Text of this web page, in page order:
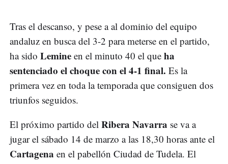
Tras el descanso, y pese a al dominio del equipo
andaluz en busca del 3-2 para meterse en el partido,
ha sido Lemine en el minuto 40 el que ha
sentenciado el choque con el 4-1 final. Es la
primera vez en toda la temporada que consiguen dos
triunfos seguidos.
El próximo partido del Ribera Navarra se va a
jugar el sábado 14 de marzo a las 18,30 horas ante el
Cartagena en el pabellón Ciudad de Tudela. El